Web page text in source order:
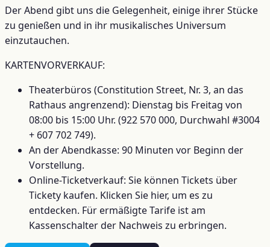
Der Abend gibt uns die Gelegenheit, einige ihrer Stücke
zu genießen und in ihr musikalisches Universum
einzutauchen.
KARTENVORVERKAUF:
Theaterbüros (Constitution Street, Nr. 3, an das
Rathaus angrenzend): Dienstag bis Freitag von
08:00 bis 15:00 Uhr. (922 570 000, Durchwahl #3004
+ 607 702 749).
An der Abendkasse: 90 Minuten vor Beginn der
Vorstellung.
Online-Ticketverkauf: Sie können Tickets über
Tickety kaufen. Klicken Sie hier, um es zu
entdecken. Für ermäßigte Tarife ist am
Kassenschalter der Nachweis zu erbringen.